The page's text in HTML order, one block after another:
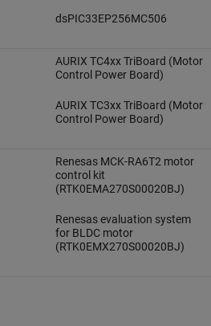
dsPIC33EP256MC506
AURIX TC4xx TriBoard (Motor
Control Power Board)
AURIX TC3xx TriBoard (Motor
Control Power Board)
Renesas MCK-RA6T2 motor
control kit
(RTK0EMA270S00020BJ)
Renesas evaluation system
for BLDC motor
(RTK0EMX270S00020BJ)